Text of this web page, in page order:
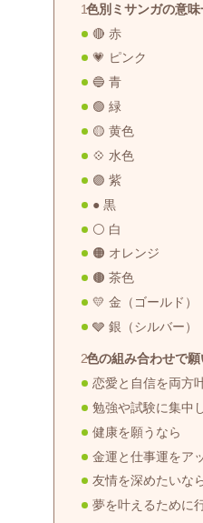
色別ミサンガの意味
🔴 赤
💗 ピンク
🔵 青
🟢 緑
🟡 黄色
💠 水色
🟣 紫
● 黒
⚪️ 白
🟠 オレンジ
🟤 茶色
💛 金（ゴールド）
🩶 銀（シルバー）
色の組み合わせで
恋愛と自信を両方
勉強や試験に集中
健康を願うなら
金運と仕事運をア
友情を深めたいな
夢を叶えるために